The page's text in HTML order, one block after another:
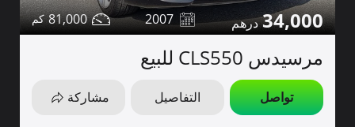
34,000
2007
81,000
مرسيدس CLS550 للبيع
تواصل التفاصيل مشاركة